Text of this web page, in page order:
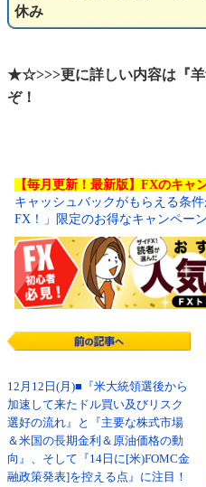
休み
★☆>>>更に詳しい内容は『羊
ぞ！
【毎月更新！最新版】FXのキャ
キャッシュバックがもらえる条
FX！」限定のお得なキャンペー
12月12日(月)■『米大統領選後から
加速して来たドル買い及びリスク
選好の流れ』と『主要な株式市場
＆米国の長期金利＆原油価格の動
向』、そして『14日に[米)FOMC金
融政策発表]を控える点』に注目！